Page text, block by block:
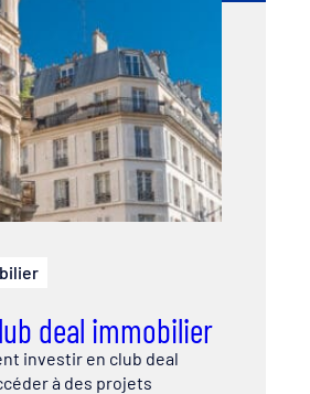
deal immobilier
investir en club deal
à des projets